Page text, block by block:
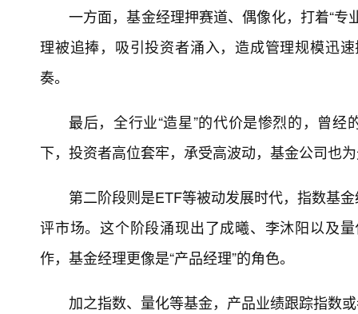
一方面，基金经理押赛道、偶像化，打着“
理被追捧，吸引投资者涌入，造成管理规模迅
奏。
最后，全行业“造星”的代价是惨烈的，曾
下，投资者高位套牢，承受高波动，基金公司也
第二阶段则是ETF等被动发展时代，指数基
评市场。这个阶段涌现出了成曦、李沐阳以及
作，基金经理更像是“产品经理”的角色。
加之指数、量化等基金，产品业绩跟踪指数